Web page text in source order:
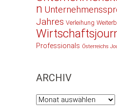
n
Jahres Verleihung
Professionals Österreichs
ARCHIV
Archiv